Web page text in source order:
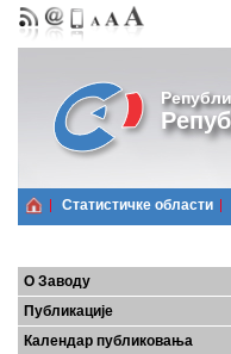
Статистичке области
О Заводу
Публикације
Календар публиковања